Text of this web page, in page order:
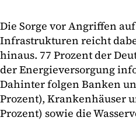
Die Sorge vor Angriffen
Infrastrukturen reicht
hinaus. 77 Prozent der
der Energieversorgung
Dahinter folgen Banken
Prozent), Krankenhäuser
Prozent) sowie die